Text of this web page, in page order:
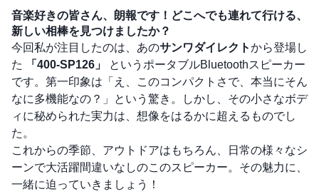
音楽好きの皆さん、朗報です！どこへでも連れて行ける、
新しい相棒を見つけましたか？
今回私が注目したのは、あのサンワダイレクトから登場し
た
「400-SP126」
というポータブルBluetoothスピーカー
です。第一印象は「え、このコンパクトさで、本当にそん
なに多機能なの？」という驚き。しかし、その小さなボデ
ィに秘められた実力は、想像をはるかに超えるものでし
た。
これからの季節、アウトドアはもちろん、日常の様々なシ
ーンで大活躍間違いなしのこのスピーカー。その魅力に、
一緒に迫っていきましょう！